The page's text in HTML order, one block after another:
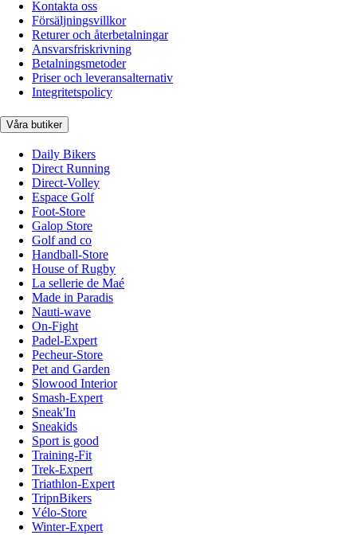
Kontakta oss
Försäljningsvillkor
Returer och återbetalningar
Ansvarsfriskrivning
Betalningsmetoder
Priser och leveransalternativ
Integritetspolicy
Våra butiker
Daily Bikers
Direct Running
Direct-Volley
Espace Golf
Foot-Store
Galop Store
Golf and co
Handball-Store
House of Rugby
La sellerie de Maé
Made in Paradis
Nauti-wave
On-Fight
Padel-Expert
Pecheur-Store
Pet and Garden
Slowood Interior
Smash-Expert
Sneak'In
Sneakids
Sport is good
Training-Fit
Trek-Expert
Triathlon-Expert
TripnBikers
Vélo-Store
Winter-Expert